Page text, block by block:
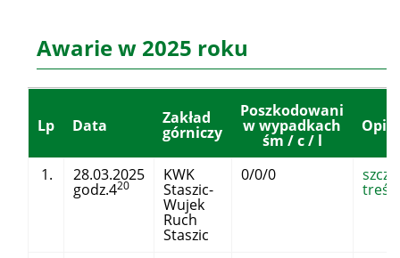
Awarie w 2025 roku
Lp Data Zakład
górniczy
Poszkodowani
w wypadkach
śm / c / l
Opis
1. 28.03.2025
godz.420
KWK
Staszic-
Wujek
Ruch
Staszic
0/0/0
treść